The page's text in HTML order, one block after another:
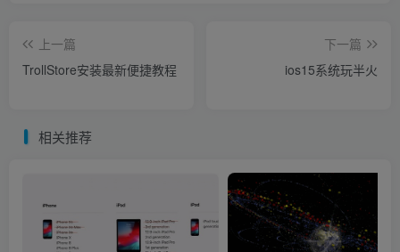
上一篇
TrollStore安装最新便捷教程
下一篇
ios15系统玩半火
相关推荐